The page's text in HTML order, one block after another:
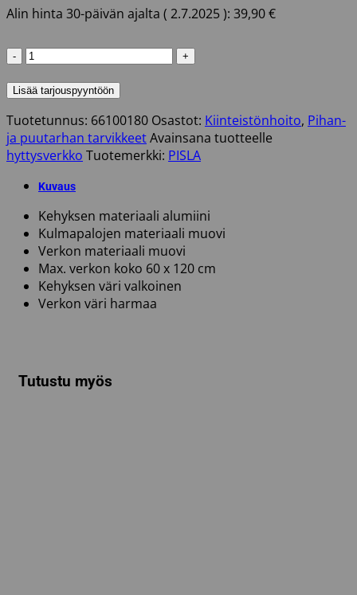
Alin hinta 30-päivän ajalta ( 2.7.2025): 39,90€
HYTTYSVERKKO
MAG.KIINNITYKSELLÄ,
määrä
Lisää tarjouspyyntöön
Tuotetunnus: 66100180 Osastot: Kiinteistönhoito, Pihan-
ja puutarhan tarvikkeetAvainsana tuotteelle
hyttysverkko Tuotemerkki: PISLA
Kuvaus
Kehyksen materiaali alumiini
Kulmapalojen materiaali muovi
Verkon materiaali muovi
Max. verkon koko 60 x 120 cm
Kehyksen väri valkoinen
Verkon väri harmaa
Tutustu myös